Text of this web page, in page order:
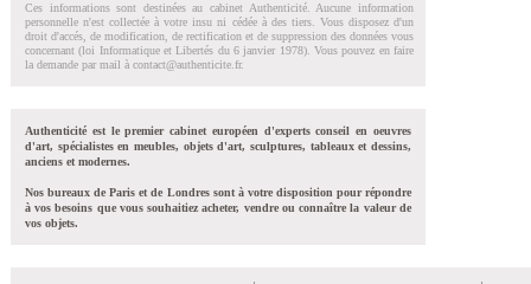
Ces informations sont destinées au cabinet Authenticité. Aucune information
personnelle n'est collectée à votre insu ni cédée à des tiers. Vous disposez d'un
droit d'accés, de modification, de rectification et de suppression des données vous
concernant (loi Informatique et Libertés du 6 janvier 1978). Vous pouvez en faire
la demande par mail à contact@authenticite.fr.
Authenticité est le premier cabinet européen d'experts conseil en oeuvres
d'art, spécialistes en meubles, objets d'art, sculptures, tableaux et dessins,
anciens et modernes.
Nos bureaux de Paris et de Londres sont à votre disposition pour répondre
à vos besoins que vous souhaitiez acheter, vendre ou connaître la valeur de
vos objets.